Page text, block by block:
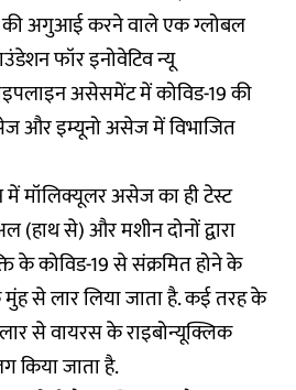
की अगुआई करने वाले एक ग्लोबल
फॉर इनोवेटिव न्यू
असेसमेंट में कोविड-19 की
और इम्यूनो असेज में विभाजित
में मॉलिक्यूलर असेज का ही टेस्ट
(हाथ से) और मशीन दोनों द्वारा
के कोविड-19 से संक्रमित होने के
से लार लिया जाता है. कई तरह के
से वायरस के राइबोन्यूक्लिक
जाता है.